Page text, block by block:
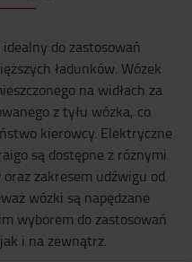
do zastosowań
ładunków. Wózek
na widłach za
z tyłu wózka, co
kierowcy. Elektryczne
są dostępne z różnymi
zakresem udźwigu od
wózki są napędzane
wyborem do zastosowań
i na zewnątrz.